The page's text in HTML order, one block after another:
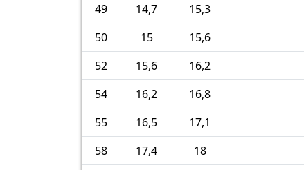
49
14,7 15,3
50
15 15,6
52
15,6 16,2
54
16,2 16,8
55
16,5 17,1
58
17,4 18